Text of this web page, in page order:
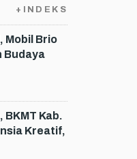
+INDEKS
Mobil Brio
Budaya
BKMT Kab.
Kreatif,